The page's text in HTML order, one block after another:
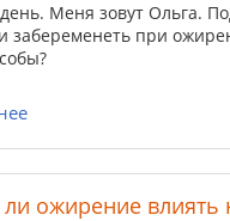
Меня зовут Ольга.
забеременеть при
ожирение влиять